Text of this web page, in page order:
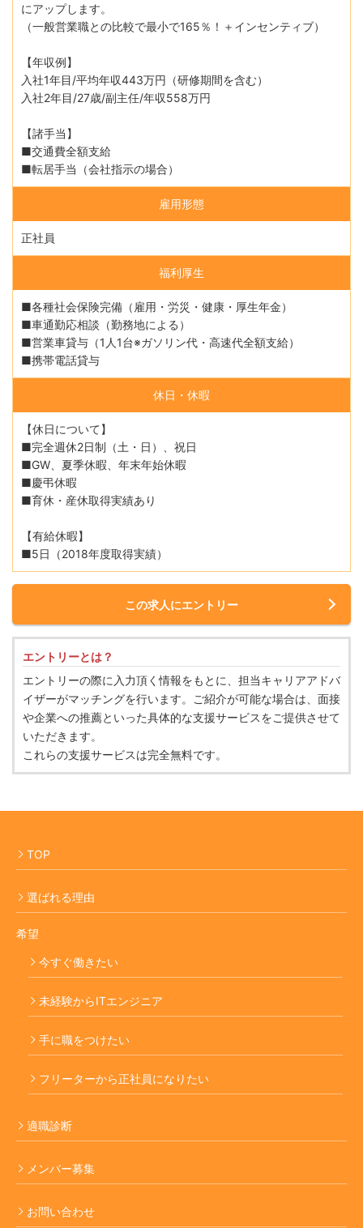
にアップします。
（一般営業職との比較で最小で165％！＋インセンティブ）
【年収例】
入社1年目/平均年収443万円（研修期間を含む）
入社2年目/27歳/副主任/年収558万円
【諸手当】
■交通費全額支給
■転居手当（会社指示の場合）
雇用形態
正社員
福利厚生
■各種社会保険完備（雇用・労災・健康・厚生年金）
■車通勤応相談（勤務地による）
■営業車貸与（1人1台※ガソリン代・高速代全額支給）
■携帯電話貸与
休日・休暇
【休日について】
■完全週休2日制（土・日）、祝日
■GW、夏季休暇、年末年始休暇
■慶弔休暇
■育休・産休取得実績あり
【有給休暇】
■5日（2018年度取得実績）
この求人にエントリー
エントリーとは？
エントリーの際に入力頂く情報をもとに、担当キャリアアドバ
イザーがマッチングを行います。ご紹介が可能な場合は、面接
や企業への推薦といった具体的な支援サービスをご提供させて
いただきます。
これらの支援サービスは完全無料です。
TOP
選ばれる理由
希望
今すぐ働きたい
未経験からITエンジニア
手に職をつけたい
フリーターから正社員になりたい
適職診断
メンバー募集
お問い合わせ